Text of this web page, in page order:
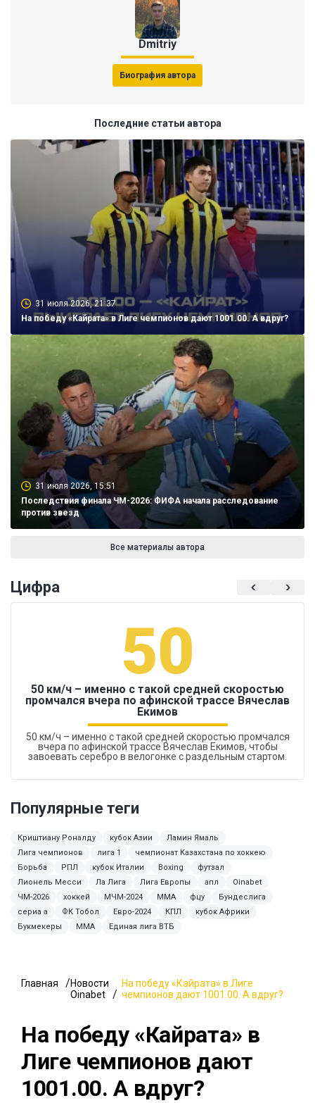
Dmitriy
Биография автора
Последние статьи автора
31 июля 2026, 21:37
На победу «Кайрата» в Лиге чемпионов дают 1001.00. А вдруг?
31 июля 2026, 15:51
Последствия финала ЧМ-2026: ФИФА начала расследование
против звезд
Все материалы автора
Цифра
50
50 км/ч – именно с такой средней скоростью
промчался вчера по афинской трассе Вячеслав
Екимов
50 км/ч – именно с такой средней скоростью промчался
вчера по афинской трассе Вячеслав Екимов, чтобы
завоевать серебро в велогонке с раздельным стартом.
Популярные теги
Криштиану Роналду кубок Азии
Ламин Ямаль
Лига чемпионов
лига 1
чемпионат Казахстана по хоккею
Борьба
РПЛ кубок Италии Boxing
футзал
Лионель Месси
Ла Лига Лига Европы апл
Oinabet
ЧМ-2026
хоккей МЧМ-2024 ММА фцу
Бундеслига
сериа а
ФК Тобол Евро-2024 КПЛ
кубок Африки
Букмекеры
MMA Единая лига ВТБ
Главная
Новости
Oinabet
На победу «Кайрата» в Лиге
чемпионов дают 1001.00. А вдруг?
На победу «Кайрата» в
Лиге чемпионов дают
1001.00. А вдруг?